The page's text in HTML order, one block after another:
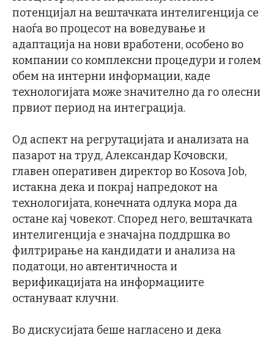
потенцијал на вештачката интелигенција се
наоѓа во процесот на воведување и
адаптација на нови вработени, особено во
компании со комплексни процедури и голем
обем на интерни информации, каде
технологијата може значително да го олесни
првиот период на интеграција.
Од аспект на регрутацијата и анализата на
пазарот на труд, Александар Кочовски,
главен оперативен директор во Kosova Job,
истакна дека и покрај напредокот на
технологијата, конечната одлука мора да
остане кај човекот. Според него, вештачката
интелигенција е значајна поддршка во
филтрирање на кандидати и анализа на
податоци, но автентичноста и
верификацијата на информациите
остануваат клучни.
Во дискусијата беше нагласено и дека